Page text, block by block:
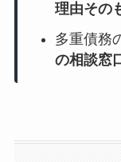
理由その
多重債務
の相談窓